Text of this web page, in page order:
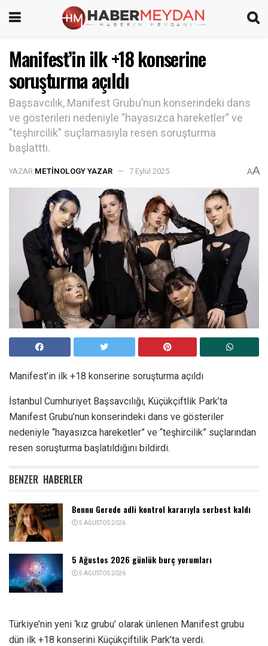
Manifest’in ilk +18 konserine
soruşturma açıldı
Başsavcılık, Manifest Grubu’nun konserindeki dans
ve gösterileri nedeniyle "hayasızca hareketler" ve
"teşhircilik" suçlamasıyla resen soruşturma
başlatttı.
YAZAR METINOLOGY YAZAR 7 Eylül 2025 AA
Manifest’in ilk +18 konserine soruşturma açıldı
İstanbul Cumhuriyet Başsavcılığı, Küçükçiftlik Park’ta
Manifest Grubu’nun konserindeki dans ve gösteriler
nedeniyle “hayasızca hareketler” ve “teşhircilik” suçlarından
resen soruşturma başlatıldığını bildirdi.
BENZER HABERLER
Bennu Gerede adli kontrol kararıyla serbest kaldı
5 AĞUSTOS 2026
5 Ağustos 2026 günlük burç yorumları
5 AĞUSTOS 2026
Türkiye’nin yeni ‘kız grubu’ olarak ünlenen Manifest grubu
dün ilk +18 konserini Küçükçiftilik Park’ta verdi.